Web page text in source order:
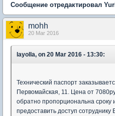
Сообщение отредактировал
mohh
20 Mar 2016
layolla, on 20 Mar 2016 - 13:30:
Технический паспорт
Первомайская, 11. Цена от
обратно пропорциональна сроку
предоставить доступ сотруднику